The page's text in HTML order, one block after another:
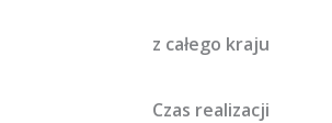
z całego kraju
Czas realizacji